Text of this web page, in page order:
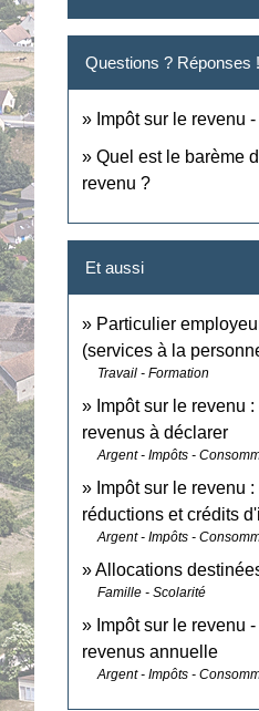
Questions ? Réponses !
Impôt sur le revenu
Quel est le barème
revenu ?
Et aussi
Particulier
(services à la
Travail - Formation
Impôt sur le revenu
revenus à déclarer
Argent - Impôts -
Impôt sur le revenu
réductions et crédits
Argent - Impôts -
Allocations
Famille - Scolarité
Impôt sur le revenu
revenus annuelle
Argent - Impôts -